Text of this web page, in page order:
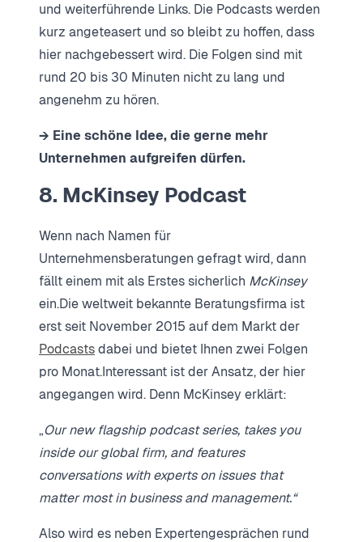
und weiterführende Links. Die Podcasts werden
kurz angeteasert und so bleibt zu hoffen, dass
hier nachgebessert wird. Die Folgen sind mit
rund 20 bis 30 Minuten nicht zu lang und
angenehm zu hören.
→ Eine schöne Idee, die gerne mehr
Unternehmen aufgreifen dürfen.
8. McKinsey Podcast
Wenn nach Namen für
Unternehmensberatungen gefragt wird, dann
fällt einem mit als Erstes sicherlich McKinsey
ein.Die weltweit bekannte Beratungsfirma ist
erst seit November 2015 auf dem Markt der
Podcastsdabei und bietet Ihnen zwei Folgen
pro Monat.Interessant ist der Ansatz, der hier
angegangen wird. Denn McKinsey erklärt:
„Our new flagship podcast series, takes you
inside our global firm, and features
conversations with experts on issues that
matter most in business and management.“
Also wird es neben Expertengesprächen rund